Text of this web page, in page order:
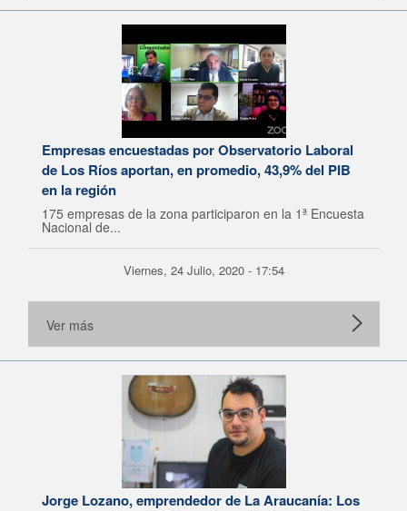
Empresas encuestadas por Observatorio Laboral
de Los Ríos aportan, en promedio, 43,9% del PIB
en la región
175 empresas de la zona participaron en la 1ª Encuesta
Nacional de...
Viernes, 24 Julio, 2020 - 17:54
Ver más
Jorge Lozano, emprendedor de La Araucanía: Los